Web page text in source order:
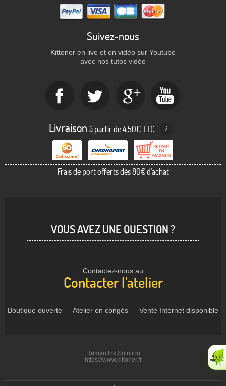
Suivez-nous
Kittoner en live et en vidéo sur Youtube
avec nos tutos vidéo
Livraison à partir de 4,50€ TTC ?
Frais de port offerts dès 80€ d'achat
VOUS AVEZ UNE QUESTION ?
Contactez-nous au
Contacter l'atelier
Boutique ouverte — Atelier en congés — Vente Internet disponible
Reman Ink Solution
https://www.kittoner.fr